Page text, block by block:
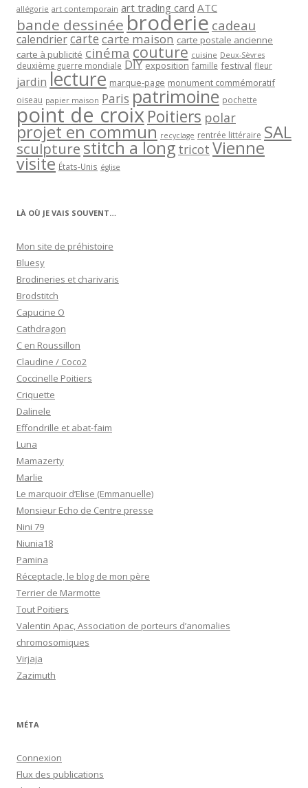
allégorie art contemporain art trading card ATC
bande dessinée broderie cadeau
calendriercartecarte maison carte postale ancienne
carte à publicité cinéma couture cuisine Deux-Sèvres
deuxième guerre mondiale DIY exposition famille festival fleur
jardin lecture marque-page monument commémoratif
oiseau papier maison Paris patrimoine pochette
point de croixPoitiers polar
projet en commun recyclage rentrée littéraire SAL
sculpturestitch a long tricot Vienne
visite États-Unis église
LÀ OÙ JE VAIS SOUVENT…
Mon site de préhistoire
Bluesy
Brodineries et charivaris
Brodstitch
Capucine O
Cathdragon
C en Roussillon
Claudine / Coco2
Coccinelle Poitiers
Criquette
Dalinele
Effondrille et abat-faim
Luna
Mamazerty
Marlie
Le marquoir d’Elise (Emmanuelle)
Monsieur Echo de Centre presse
Nini 79
Niunia18
Pamina
Réceptacle, le blog de mon père
Terrier de Marmotte
Tout Poitiers
Valentin Apac, Association de porteurs d’anomalies
chromosomiques
Virjaja
Zazimuth
MÉTA
Connexion
Flux des publications